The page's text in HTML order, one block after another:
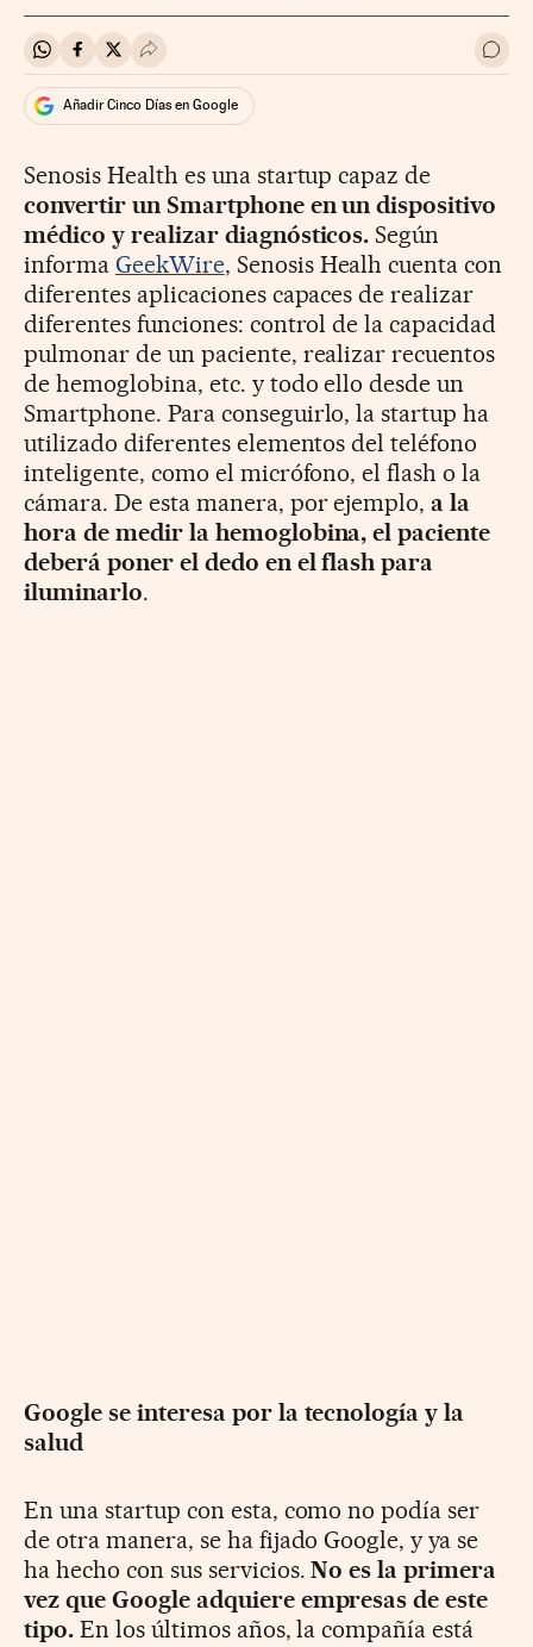
Compartir en Whatsapp
Compartir en Facebook
Compartir en Twitter
Desplegar Redes Sociales Ir a
Añadir Cinco Días en Google
Senosis Health es una startup capaz de
convertir un Smartphone en un dispositivo
médico y realizar diagnósticos. Según
informa GeekWire, Senosis Healh cuenta con
diferentes aplicaciones capaces de realizar
diferentes funciones: control de la capacidad
pulmonar de un paciente, realizar recuentos
de hemoglobina, etc. y todo ello desde un
Smartphone. Para conseguirlo, la startup ha
utilizado diferentes elementos del teléfono
inteligente, como el micrófono, el flash o la
cámara. De esta manera, por ejemplo,a la
hora de medir la hemoglobina, el paciente
deberá poner el dedo en el flash para
iluminarlo.
Google se interesa por la tecnología y la
salud
En una startup con esta, como no podía ser
de otra manera, se ha fijado Google, y ya se
ha hecho con sus servicios.No es la primera
vez que Google adquiere empresas de este
tipo.En los últimos años, la compañía está